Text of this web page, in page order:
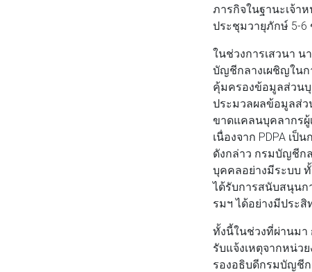
ภารกิจในฐานะเจ้า
ประชุมวายุภักษ์ 5-6
ในช่วงการเสวนา น
บัญชีกลางเผชิญในก
คุ้มครองข้อมูลส่วน
ประมวลผลข้อมูลส่ว
ขาดแคลนบุคลากร
เนื่องจาก PDPA เ
ดังกล่าว กรมบัญชีก
บุคคลอย่างมีระบบ
ได้รับการสนับสนุนก
รมฯ ได้อย่างมีประ
ทั้งนี้ในช่วงที่ผ่านมา
รับแจ้งเหตุจากหน่ว
รองอธิบดีกรมบัญชีก